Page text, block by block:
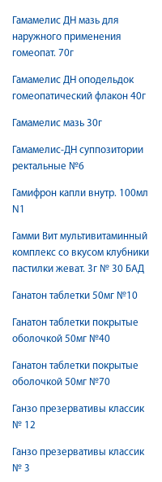
Гамамелис ДН мазь для
наружного применения
гомеопат. 70г
Гамамелис ДН оподельдок
гомеопатический флакон 40г
Гамамелис мазь 30г
Гамамелис-ДН суппозитории
ректальные №6
Гамифрон капли внутр. 100мл
N1
Гамми Вит мультивитаминный
комплекс со вкусом клубники
пастилки жеват. 3г № 30 БАД
Ганатон таблетки 50мг №10
Ганатон таблетки покрытые
оболочкой 50мг №40
Ганатон таблетки покрытые
оболочкой 50мг №70
Ганзо презервативы классик
№ 12
Ганзо презервативы классик
№ 3